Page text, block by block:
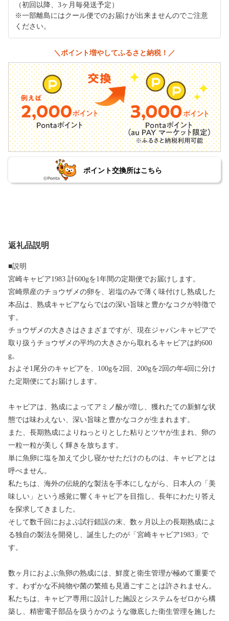
（初回以降、3ヶ月毎発送予定）
※一部離島にはクール便でのお届けが出来ませんのでご注意
ください。
＼ポイント増やしてふるさと納税！／
ポイント交換所はこちら
返礼品説明
■説明
宮崎キャビア1983 計600gを1年間の定期便でお届けします。
宮崎県産のチョウザメの卵を、岩塩のみで薄く味付けし熟成した
本品は、熟成キャビアならではの深い旨味と豊かなコクが特徴で
す。
チョウザメの大きさはさまざまですが、現在ジャパンキャビアで
取り扱うチョウザメの平均の大きさから取れるキャビアは約600
g。
およそ1尾分のキャビアを、100gを2回、200gを2回の年4回に分け
た定期便にてお届けします。
キャビアは、熟成によってアミノ酸が増し、獲れたての新鮮な状
態では味わえない、深い旨味と豊かなコクが生まれます。
また、長期熟成によりねっとりとした粘りとツヤが生まれ、卵の
一粒一粒が美しく輝きを放ちます。
単に魚卵に塩を加えて少し寝かせただけのものは、キャビアとは
呼べません。
私たちは、海外の伝統的な製法を手本にしながら、日本人の「美
味しい」という感覚に響くキャビアを目指し、長年にわたり答え
を探求してきました。
そして数千回におよぶ試行錯誤の末、数ヶ月以上の長期熟成によ
る独自の製法を開発し、誕生したのが「宮崎キャビア1983」で
す。
数ヶ月におよぶ魚卵の熟成には、鮮度と衛生管理が極めて重要で
す。わずかな不純物や菌の繁殖も見過ごすことは許されません。
私たちは、キャビア専用に設計した施設とシステムをゼロから構
築し、精密電子部品を扱うかのような徹底した衛生管理を施した